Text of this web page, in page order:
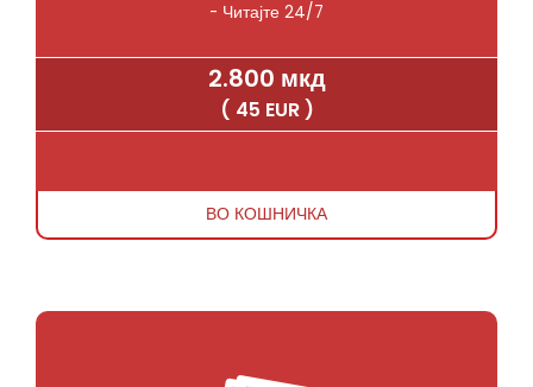
- Читајте 24/7
2.800 мкд
( 45 EUR )
ВО КОШНИЧКА